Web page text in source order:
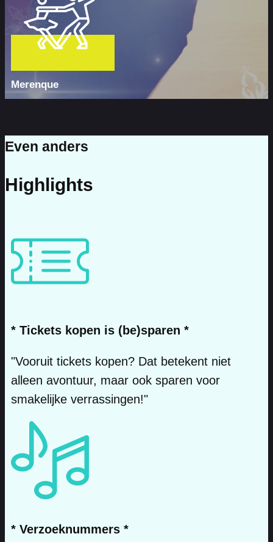
Merenque
Even anders
Highlights
* Tickets kopen is (be)sparen *
"Vooruit tickets kopen? Dat betekent niet
alleen avontuur, maar ook sparen voor
smakelijke verrassingen!"
* Verzoeknummers *